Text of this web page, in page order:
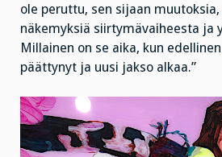
ole peruttu, sen sijaan
näkemyksiä siirtymävaiheesta ja
Millainen on se aika, kun
päättynyt ja uusi jakso alkaa.”